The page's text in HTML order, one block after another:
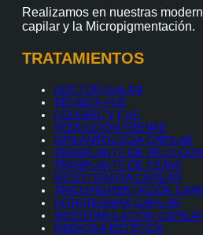
Realizamos en nuestras
capilar y la Micropigmentación.
TRATAMIENTOS
DOCTOR GALÁN
TÉCNICA FUE
CELEBRITY FUE
REDUCCIÓN FRENTE
IMPLANTOLOGÍA CAPILAR
TRASPLANTE DE PELO
TRASPLANTE DE CEJAS
MESOTERAPIA CAPILAR
TRICOPIGMENTACIÓN
FOTOTERAPIA CAPILAR
BIOESTIMULACIÓN CAPILAR
MEDICINA ESTÉTICA